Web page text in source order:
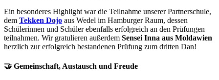
Ein besonderes Highlight war die Teilnahme unserer Partnerschule,
dem Tekken Dojo aus Wedel im Hamburger Raum, dessen
Schülerinnen und Schüler ebenfalls erfolgreich an den Prüfungen
teilnahmen. Wir gratulieren außerdem Sensei Inna aus Moldawien
herzlich zur erfolgreich bestandenen Prüfung zum dritten Dan!
🤝 Gemeinschaft, Austausch und Freude